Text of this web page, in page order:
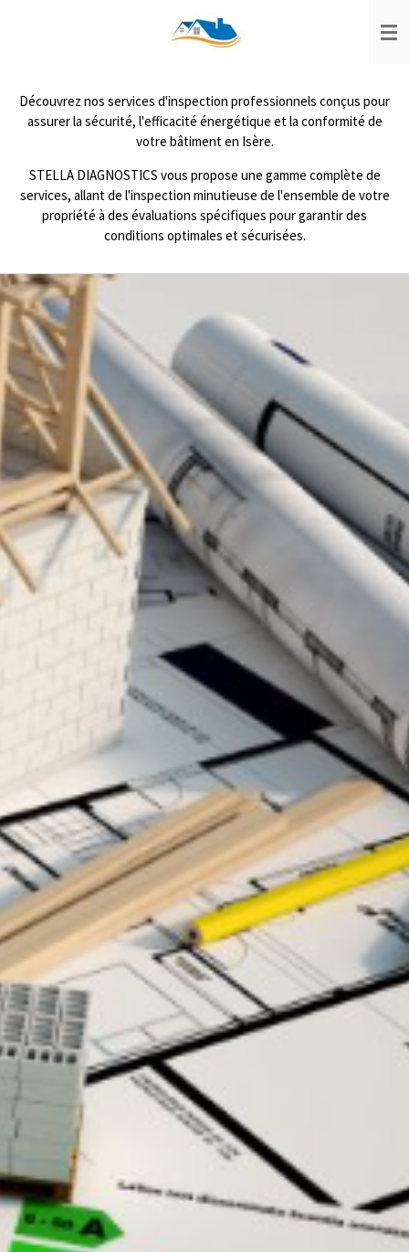
Découvrez nos services d'inspection professionnels conçus pour
assurer la sécurité, l'efficacité énergétique et la conformité de
votre bâtiment en Isère.
STELLA DIAGNOSTICS vous propose une gamme complète de
services, allant de l'inspection minutieuse de l'ensemble de votre
propriété à des évaluations spécifiques pour garantir des
conditions optimales et sécurisées.